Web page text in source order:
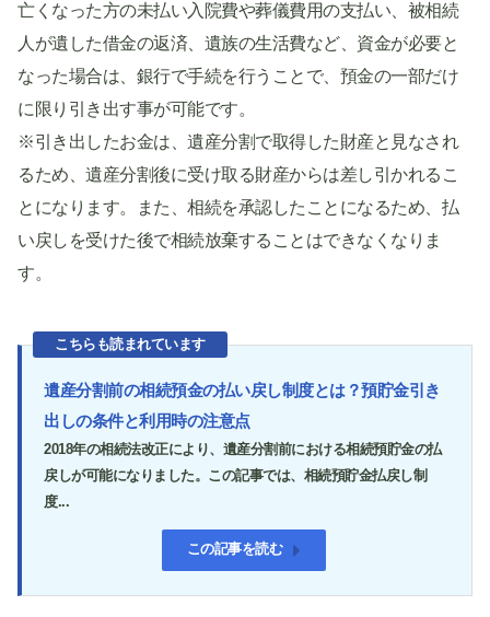
亡くなった方の未払い入院費や葬儀費用の支払い、被相続
人が遺した借金の返済、遺族の生活費など、資金が必要と
なった場合は、銀行で手続を行うことで、預金の一部だけ
に限り引き出す事が可能です。
※引き出したお金は、遺産分割で取得した財産と見なされ
るため、遺産分割後に受け取る財産からは差し引かれるこ
とになります。また、相続を承認したことになるため、払
い戻しを受けた後で相続放棄することはできなくなりま
す。
こちらも読まれています
遺産分割前の相続預金の払い戻し制度とは？預貯金引き
出しの条件と利用時の注意点
2018年の相続法改正により、遺産分割前における相続預貯金の払
戻しが可能になりました。この記事では、相続預貯金払戻し制
度...
この記事を読む